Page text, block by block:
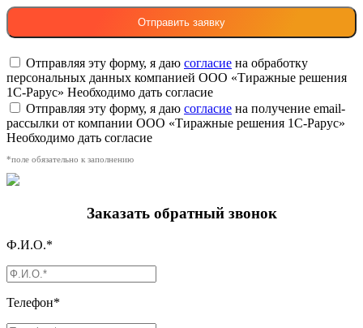
Отправляя эту форму, я даю согласие на обработку
персональных данных компанией ООО «Тиражные решения
1С-Рарус» Необходимо дать согласие
Отправляя эту форму, я даю согласие на получение email-
рассылки от компании ООО «Тиражные решения 1С-Рарус»
Необходимо дать согласие
*поле обязательно к заполнению
Заказать обратный звонок
Ф.И.О.*
Телефон*